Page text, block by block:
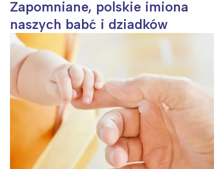
Zapomniane, polskie imiona
naszych babć i dziadków